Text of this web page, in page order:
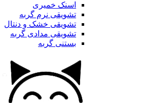
اسنک خمیری
تشویقی نرم گربه
تشویقی خشک و دنتال
تشویقی مدادی گربه
بستنی گربه